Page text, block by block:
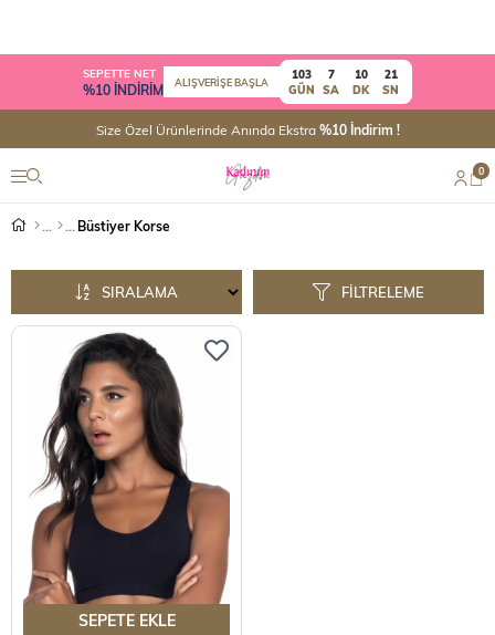
SEPETTE NET
%10 İNDİRİM ALIŞVERİŞE BAŞLA
103
GÜN
7
SA
10
DK
21
SN
Size Özel Ürünlerinde Anında Ekstra%10 İndirim !
0
Büstiyer Korse
FILTRELEME
SIRALAMA
SEPETE EKLE